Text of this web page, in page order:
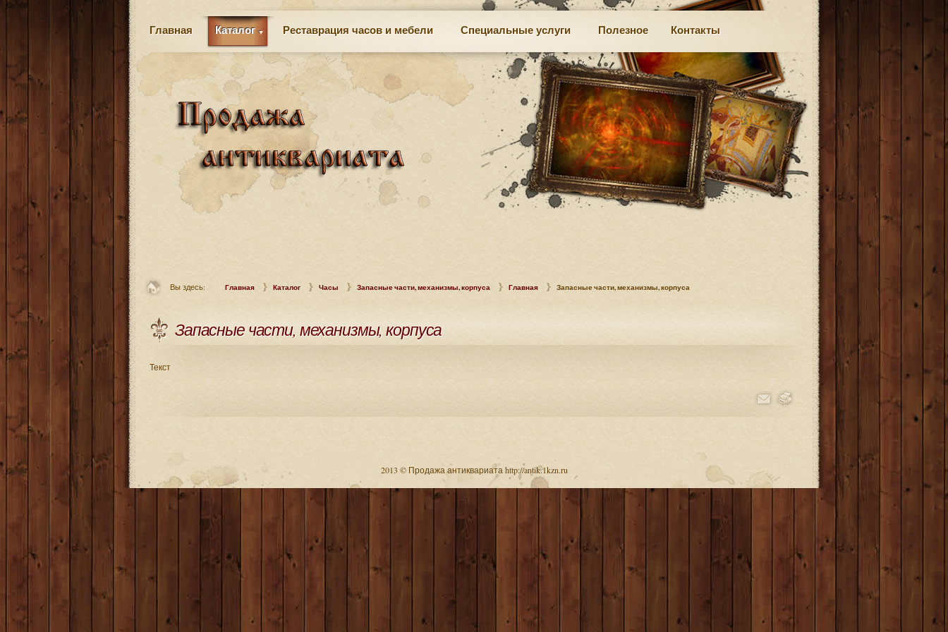
Главная Каталог Реставрация часов и мебели Специальные услуги Полезное Контакты
Вы здесь: Главная Каталог Часы Запасные части, механизмы, корпуса Главная Запасные части, механизмы, корпуса
Запасные части, механизмы, корпуса
Текст
2013 © Продажа антиквариата http://antik.1kzn.ru